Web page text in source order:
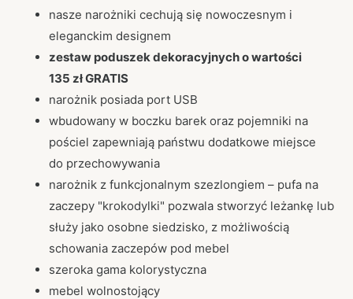
nasze narożniki cechują się nowoczesnym i
eleganckim designem
zestaw poduszek dekoracyjnych o wartości
135 zł GRATIS
narożnik posiada port USB
wbudowany w boczku barek oraz pojemniki na
pościel zapewniają państwu dodatkowe miejsce
do przechowywania
narożnik z funkcjonalnym szezlongiem – pufa na
zaczepy "krokodylki" pozwala stworzyć leżankę lub
służy jako osobne siedzisko, z możliwością
schowania zaczepów pod mebel
szeroka gama kolorystyczna
mebel wolnostojący